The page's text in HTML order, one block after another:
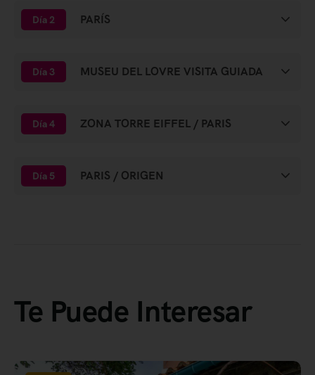
Día 2 PARÍS
Día 3 MUSEU DEL LOVRE VISITA GUIADA
Día 4 ZONA TORRE EIFFEL / PARIS
Día 5 PARIS / ORIGEN
Te Puede Interesar